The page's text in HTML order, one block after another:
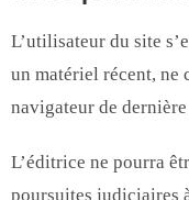
L’utilisateur du site
un matériel récent, ne
navigateur de
L’éditrice ne pourra
poursuites judiciaires